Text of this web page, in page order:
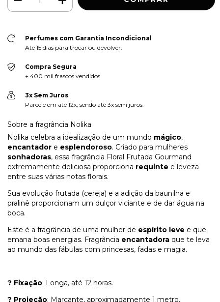
Perfumes com Garantia Incondicional
Até 15 dias para trocar ou devolver.
Compra Segura
+ 400 mil frascos vendidos.
3x Sem Juros
Parcele em até 12x, sendo até 3x sem juros.
Sobre a fragrância Nolika
Nolika celebra a idealização de um mundo mágico,
encantador e esplendoroso. Criado para mulheres
sonhadoras, essa fragrância Floral Frutada Gourmand
extremamente deliciosa proporciona requinte e leveza
entre suas várias notas florais.
Sua evolução frutada (cereja) e a adição da baunilha e
pralinê proporcionam um dulçor viciante e de dar água na
boca.
Este é a fragrância de uma mulher de espírito leve e que
emana boas energias. Fragrância encantadora que te leva
ao mundo das fábulas com princesas, fadas e magia.
? Fixação: Longa, até 12 horas.
? Projeção: Marcante, aproximadamente 1 metro.